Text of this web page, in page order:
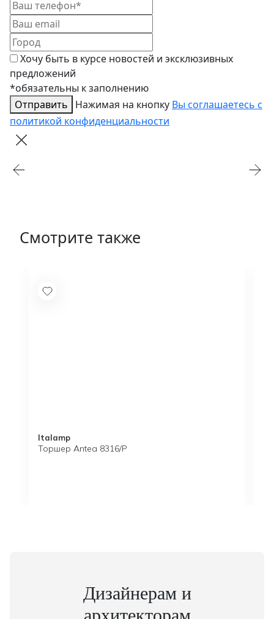
FreeDom Interiors вы можете заказать продукцию
французского бренда Baccarat от официального
представителя в России.
Хочу быть в курсе новостей и эксклюзивных
предложений
*обязательны к заполнению
Отправить
Нажимая на кнопку Вы соглашаетесь с
политикой конфиденциальности
Смотрите также
Italamp
Торшер Antea 8316/P
Дизайнерам и